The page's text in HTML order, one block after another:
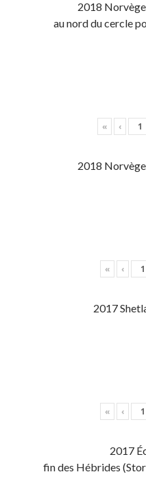
2018
au nord du cercle
« ‹
2018
« ‹
2017
« ‹
2017
fin des Hébrides